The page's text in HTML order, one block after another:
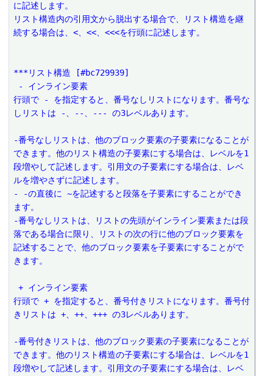
に記述します。
リスト構造内の引用文から脱出する場合で、リスト構造を継
続する場合は、<、<<、<<<を行頭に記述します。
***リスト構造 [#bc729939]
- インライン要素
行頭で - を指定すると、番号なしリストになります。番号な
しリストは -、--、--- の3レベルあります。
-番号なしリストは、他のブロック要素の子要素になることが
できます。他のリスト構造の子要素にする場合は、レベルを1
段増やして記述します。引用文の子要素にする場合は、レベ
ルを増やさずに記述します。
- -の直後に ~を記述すると段落を子要素にすることができ
ます。
-番号なしリストは、リストの先頭がインライン要素または段
落である場合に限り、リストの次の行に他のブロック要素を
記述することで、他のブロック要素を子要素にすることがで
きます。
+ インライン要素
行頭で + を指定すると、番号付きリストになります。番号付
きリストは +、++、+++ の3レベルあります。
-番号付きリストは、他のブロック要素の子要素になることが
できます。他のリスト構造の子要素にする場合は、レベルを1
段増やして記述します。引用文の子要素にする場合は、レベ